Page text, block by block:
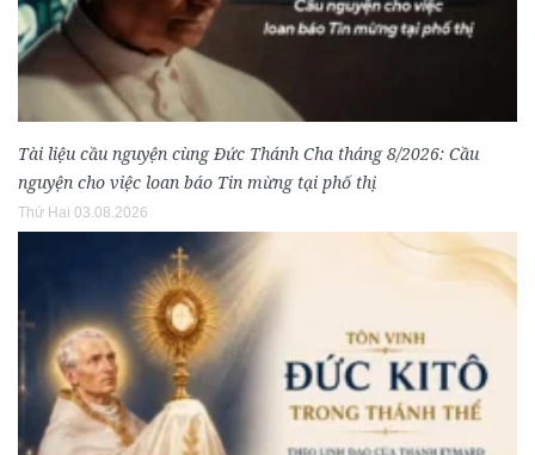
Tài liệu cầu nguyện cùng Đức Thánh Cha tháng 8/2026: Cầu
nguyện cho việc loan báo Tin mừng tại phố thị
Thứ Hai 03.08.2026